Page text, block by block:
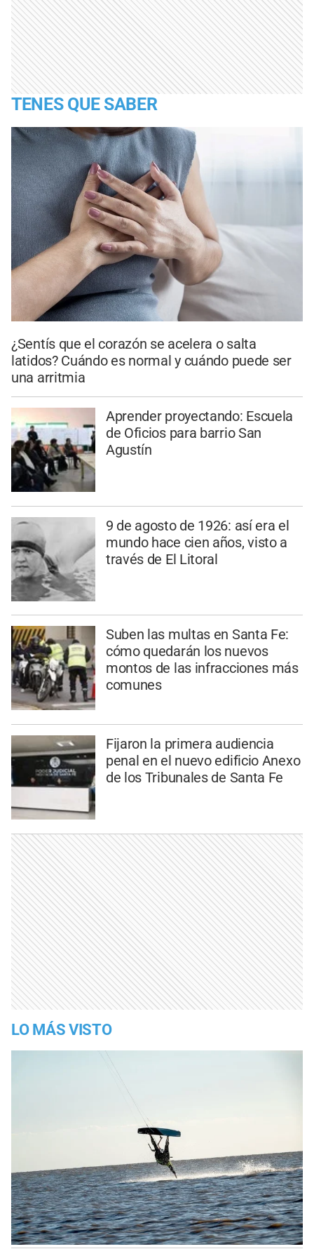
TENES QUE SABER
¿Sentís que el corazón se acelera o salta
latidos? Cuándo es normal y cuándo puede ser
una arritmia
Aprender proyectando: Escuela
de Oficios para barrio San
Agustín
9 de agosto de 1926: así era el
mundo hace cien años, visto a
través de El Litoral
Suben las multas en Santa Fe:
cómo quedarán los nuevos
montos de las infracciones más
comunes
Fijaron la primera audiencia
penal en el nuevo edificio Anexo
de los Tribunales de Santa Fe
LO MÁS VISTO